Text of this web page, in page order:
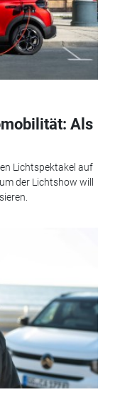
Als
Lichtspektakel auf
der Lichtshow will